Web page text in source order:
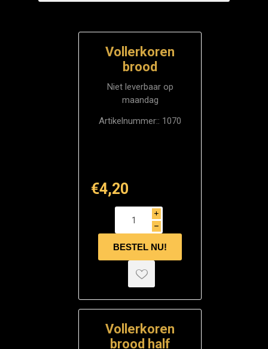
Vollerkoren
brood
Niet leverbaar op
maandag
Artikelnummer:: 1070
€4,20
i
h
Vollerkoren
brood half